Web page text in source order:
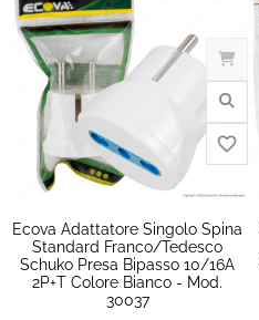
Ecova Adattatore Singolo Spina
Standard Franco/Tedesco
Schuko Presa Bipasso 10/16A
2P+T Colore Bianco - Mod.
30037